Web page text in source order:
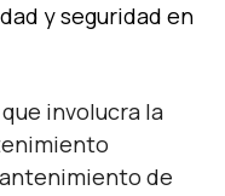
y seguridad en
involucra la
de